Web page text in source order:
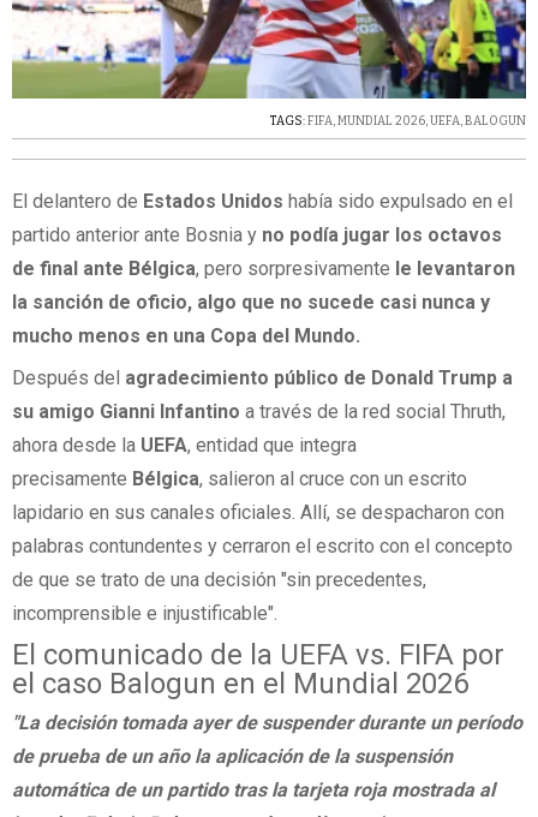
TAGS:FIFA,MUNDIAL 2026, UEFA,BALOGUN
El delantero de Estados Unidos había sido expulsado en el
partido anterior ante Bosnia y no podía jugar los octavos
de final ante Bélgica, pero sorpresivamente le levantaron
la sanción de oficio, algo que no sucede casi nunca y
mucho menos en una Copa del Mundo.
Después del agradecimiento público de Donald Trump a
su amigo Gianni Infantino a través de la red social Thruth,
ahora desde la UEFA, entidad que integra
precisamente Bélgica, salieron al cruce con un escrito
lapidario en sus canales oficiales. Allí, se despacharon con
palabras contundentes y cerraron el escrito con el concepto
de que se trato de una decisión "sin precedentes,
incomprensible e injustificable".
El comunicado de la UEFA vs. FIFA por
el caso Balogun en el Mundial 2026
"La decisión tomada ayer de suspender durante un período
de prueba de un año la aplicación de la suspensión
automática de un partido tras la tarjeta roja mostrada al